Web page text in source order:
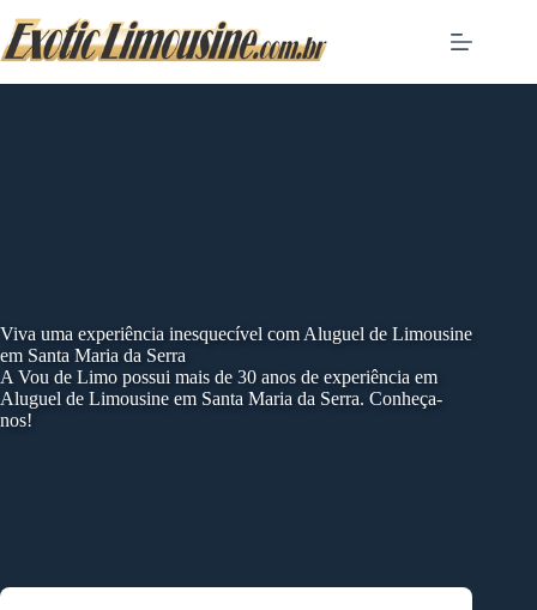
to
content
Viva uma experiência inesquecível com Aluguel de Limousine
em Santa Maria da Serra
A Vou de Limo possui mais de 30 anos de experiência em
Aluguel de Limousine em Santa Maria da Serra. Conheça-
nos!